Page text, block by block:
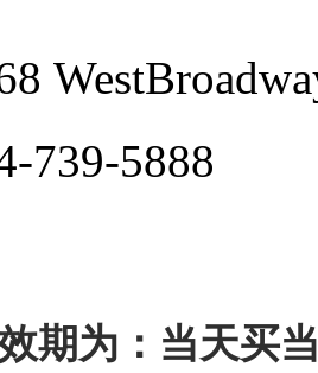
739-5888
期为：当天买